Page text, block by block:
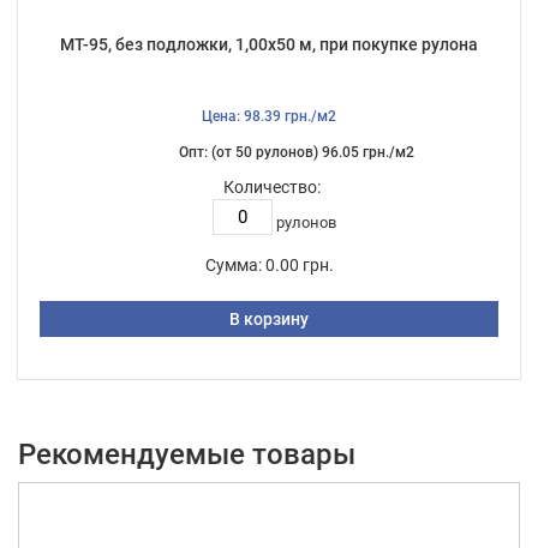
МТ-95, без подложки, 1,00х50 м, при покупке рулона
Цена: 98.39 грн./м2
Опт: (от 50 рулонов) 96.05 грн./м2
Количество:
рулонов
Сумма: 0.00 грн.
В корзину
Рекомендуемые товары